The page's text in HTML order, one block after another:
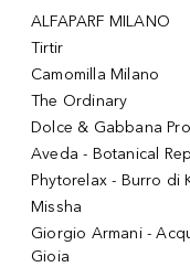
ALFAPARF MILANO
Tirtir
Camomilla Milano
The Ordinary
Dolce & Gabbana
Aveda - Botanical
Phytorelax - Burro di
Missha
Giorgio Armani -
Gioia